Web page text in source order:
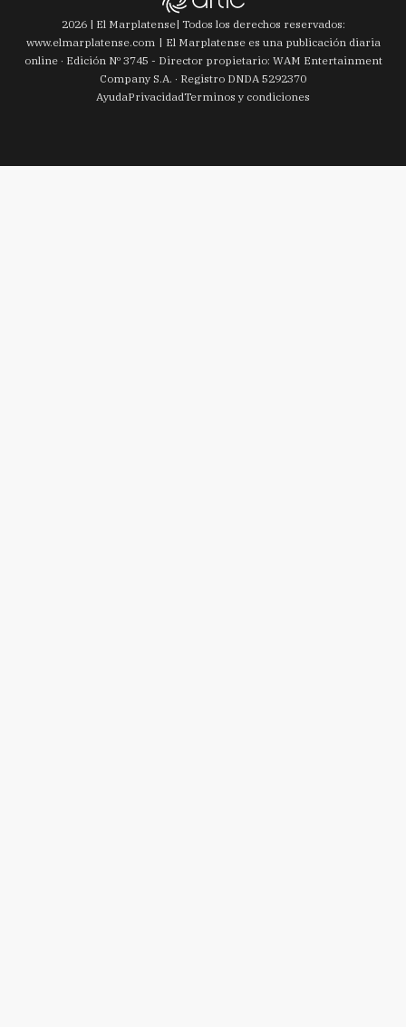
2026| El Marplatense| Todos los derechos reservados:
www.elmarplatense.com
El Marplatense es una publicación diaria
online · Edición Nº 3745 - Director propietario: WAM Entertainment
Company S.A. · Registro DNDA 5292370
AyudaPrivacidadTerminos y condiciones